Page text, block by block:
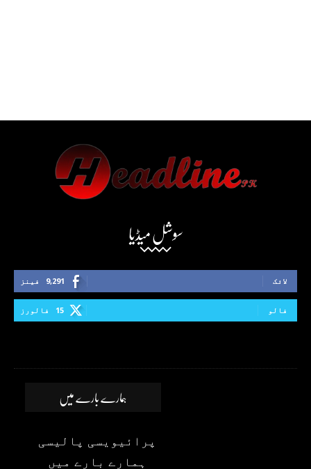
سوشل میڈیا
9,291 فینز لائک
15 فالورز فالو
ہمارے بارے میں
پرائیویسی پالیسی
ہمارے بارے میں